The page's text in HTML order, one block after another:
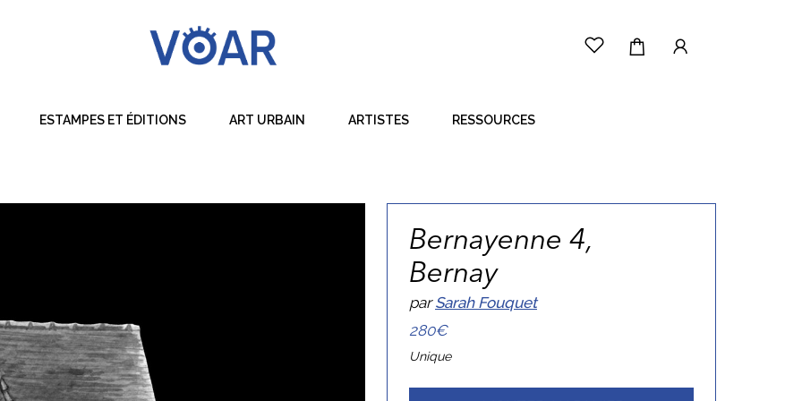
ESTAMPES ET ÉDITIONS ART URBAIN
Peinture
ARTISTES RESSOURCES
CÔTÉ ARTISTE
CÔTÉ ACHETEUR
Bernayenne 4,
Bernay
parSarah Fouquet
280€
Unique